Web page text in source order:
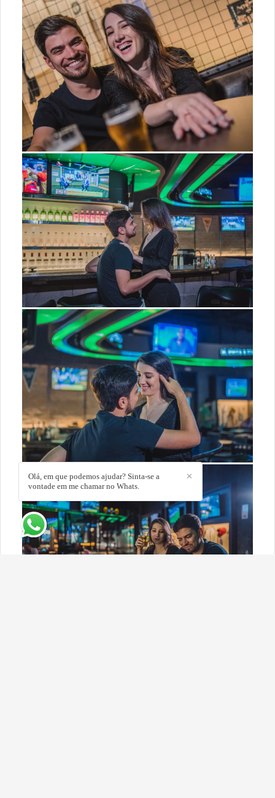
✕
Olá, em que podemos ajudar? Sinta-se a
vontade em me chamar no Whats.